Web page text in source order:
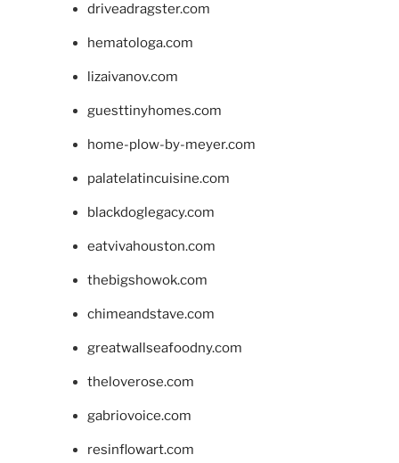
driveadragster.com
hematologa.com
lizaivanov.com
guesttinyhomes.com
home-plow-by-meyer.com
palatelatincuisine.com
blackdoglegacy.com
eatvivahouston.com
thebigshowok.com
chimeandstave.com
greatwallseafoodny.com
theloverose.com
gabriovoice.com
resinflowart.com